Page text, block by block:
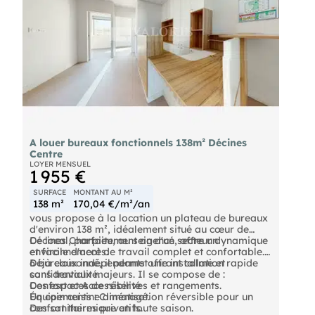
A louer bureaux fonctionnels 138m² Décines
Centre
LOYER MENSUEL
1 955 €
SURFACE
138 m²
MONTANT AU M²
170,04 €/m²/an
vous propose à la location un plateau de bureaux
d'environ 138 m², idéalement situé au cœur de
Décines Charpieu, au sein d'un secteur dynamique
et facile d'accès.
Ce local, parfaitement agencé, offre un
environnement de travail complet et confortable.
Déjà cloisonné, il permet une installation rapide
sans travaux majeurs. Il se compose de :
6 bureaux indépendants offrant calme et
confidentialité.
Des espaces de réserves et rangements.
Un coin cuisine aménagé.
Des sanitaires privatifs.
Confort et Accessibilité
Équipements : Climatisation réversible pour un
confort thermique en toute saison.